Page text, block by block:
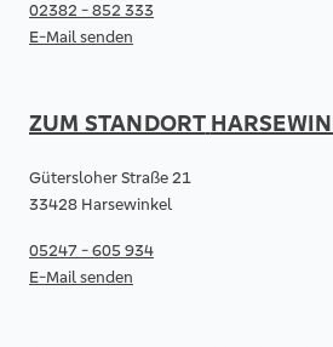
02382 - 852 333
E-Mail senden
ZUM STANDORT
Gütersloher Straße 21
33428 Harsewinkel
05247 - 605 934
E-Mail senden